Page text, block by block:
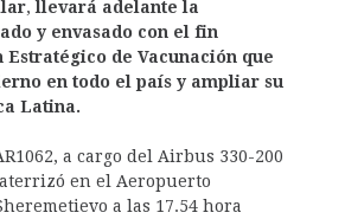
,llevará adelante la
y envasado con el fin
de Vacunación que
en todo el país y ampliar su
Latina.
a cargo del Airbus 330-200
en el Aeropuerto
a las 17.54 hora